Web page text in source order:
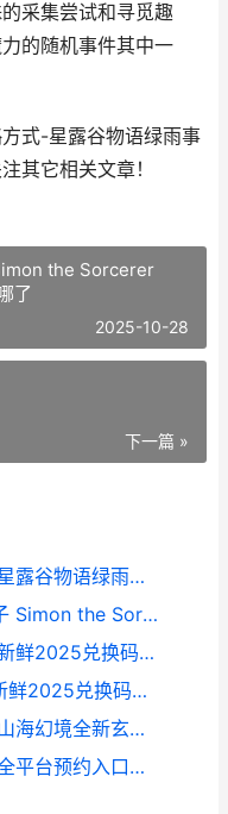
采集尝试和寻觅趣
的随机事件其中一
式-星露谷物语绿雨事
其它相关文章！
the Sorcerer
了
2025-10-28
下一篇 »
星露谷物语绿雨事件策略方式 星露谷物语绿雨树变异咋办
魔法师西蒙之起源兑换码是啥子 Simon the Sorcerer Origins新鲜兑换码 魔术西蒙斯去哪了
刷屏至死兑换码同享 刷屏至死新鲜2025兑换码锦集 刷屏攻略
Orbyss兑换码有啥子 Orbyss新鲜2025兑换码概括 opl兑换码
山海幻境公开测试礼包码锦集 山海幻境全新玄幻大作
二重螺旋预约地址入口在哪里 全平台预约入口集合 二重螺旋裕太